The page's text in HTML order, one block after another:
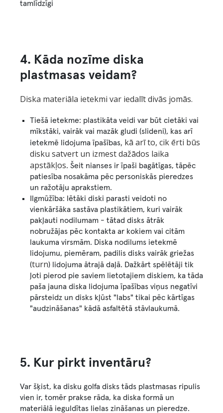
tamlīdzīgi
4. Kāda nozīme diska
plastmasas veidam?
Diska materiāla ietekmi var iedalīt divās jomās.
Tiešā ietekme: plastikāta veidi var būt cietāki vai
mīkstāki, vairāk vai mazāk gludi (slideni), kas arī
ietekmē lidojuma īpašības, kā arī to, cik ērti būs
disku satvert un izmest dažādos laika
apstākļos. Šeit nianses ir īpaši bagātīgas, tāpēc
patiesība nosakāma pēc personiskās pieredzes
un ražotāju aprakstiem.
Ilgmūžība: lētāki diski parasti veidoti no
vienkāršāka sastāva plastikātiem, kuri vairāk
pakļauti nodilumam - tātad disks ātrāk
nobružājas pēc kontakta ar kokiem vai citām
laukuma virsmām. Diska nodilums ietekmē
lidojumu, piemēram, padilis disks vairāk griežas
(turn) lidojuma ātrajā daļā. Dažkārt spēlētāji tik
ļoti pierod pie saviem lietotajiem diskiem, ka tāda
paša jauna diska lidojuma īpašības viņus negatīvi
pārsteidz un disks kļūst "labs" tikai pēc kārtīgas
"audzināšanas" kādā asfaltētā stāvlaukumā.
5. Kur pirkt inventāru?
Var šķist, ka disku golfa disks tāds plastmasas ripulis
vien ir, tomēr prakse rāda, ka diska formā un
materiālā ieguldītas lielas zināšanas un pieredze.